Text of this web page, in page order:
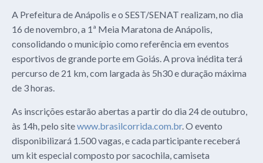
A Prefeitura de Anápolis e o SEST/SENAT realizam, no dia
16 de novembro, a 1ª Meia Maratona de Anápolis,
consolidando o município como referência em eventos
esportivos de grande porte em Goiás. A prova inédita terá
percurso de 21 km, com largada às 5h30 e duração máxima
de 3 horas.
As inscrições estarão abertas a partir do dia 24 de outubro,
às 14h, pelo sitewww.brasilcorrida.com.br. O evento
disponibilizará 1.500 vagas, e cada participante receberá
um kit especial composto por sacochila, camiseta